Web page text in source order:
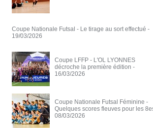
Coupe Nationale Futsal - Le tirage au sort effectué -
19/03/2026
Coupe LFFP - L'OL LYONNES
décroche la première édition -
16/03/2026
Coupe Nationale Futsal Féminine -
Quelques scores fleuves pour les
08/03/2026